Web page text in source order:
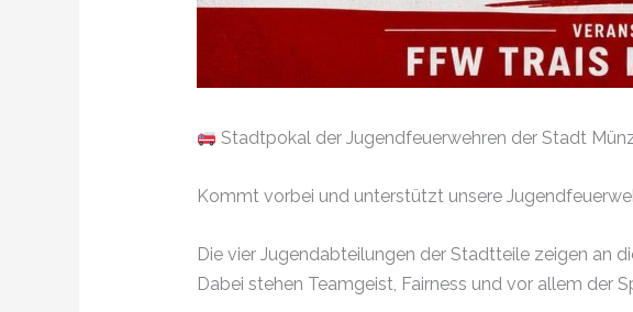
Stadtpokal der Jugendfeuerwehren der Stadt
Kommt vorbei und unterstützt unsere
Die vier Jugendabteilungen der Stadtteile zeigen an
Dabei stehen Teamgeist, Fairness und vor allem der